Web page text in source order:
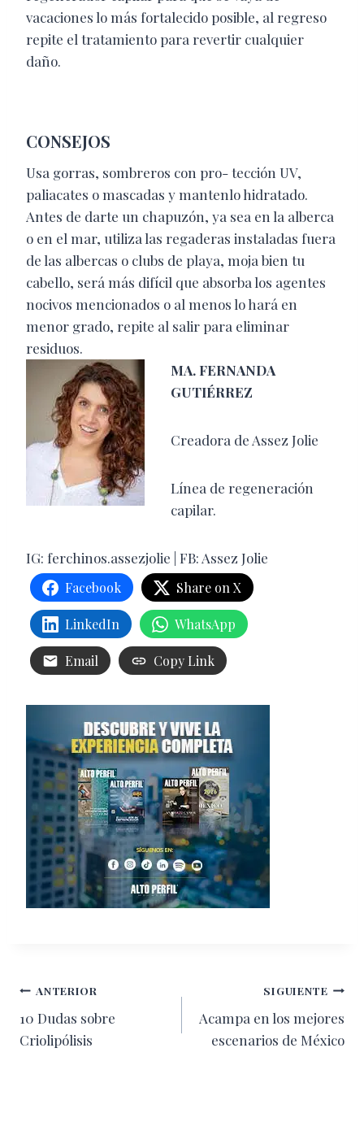
vacaciones lo más fortalecido posible, al regreso
repite el tratamiento para revertir cualquier
daño.
CONSEJOS
Usa gorras, sombreros con pro- tección UV,
paliacates o mascadas y mantenlo hidratado.
Antes de darte un chapuzón, ya sea en la alberca
o en el mar, utiliza las regaderas instaladas fuera
de las albercas o clubs de playa, moja bien tu
cabello, será más difícil que absorba los agentes
nocivos mencionados o al menos lo hará en
menor grado, repite al salir para eliminar
residuos.
MA. FERNANDA
GUTIÉRREZ
Creadora de Assez Jolie
Línea de regeneración
capilar.
IG: ferchinos.assezjolie | FB: Assez Jolie
Facebook Share on X
LinkedIn WhatsApp
Email Copy Link
Navegación
de
ANTERIOR
10 Dudas sobre
Criolipólisis
SIGUIENTE
Acampa en los mejores
escenarios de México